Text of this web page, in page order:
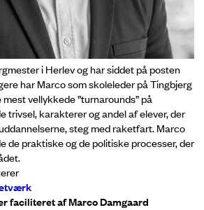
i Herlev og har siddet på posten
har Marco som skoleleder på Tingbjerg
vellykkede ”turnarounds” på
trivsel, karakterer og andel af elever, der
steg med raketfart. Marco
de praktiske og de politiske processer, der
faciliteret af Marco Damgaard